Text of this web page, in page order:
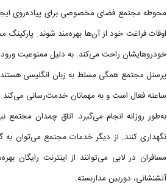
محوطه مجتمع فضای مخصوصی برای پیاده‌روی
اوقات فراغت خود از آن‌ها بهره‌مند شوند. پارکینگ
خودروهایشان راحت می‌کند. به دلیل ممنوعیت ورود
ساعته فعال است و به مهمانان خدمت‌رسانی
به‌طور روزانه انجام می‌گیرد. اتاق چمدان مجتمع
نگهداری کنند. از دیگر خدمات مجتمع می‌توان به
مسافران در لابی می‌توانند از اینترنت رایگان
آتشنشانی، دوربین مداربسته.